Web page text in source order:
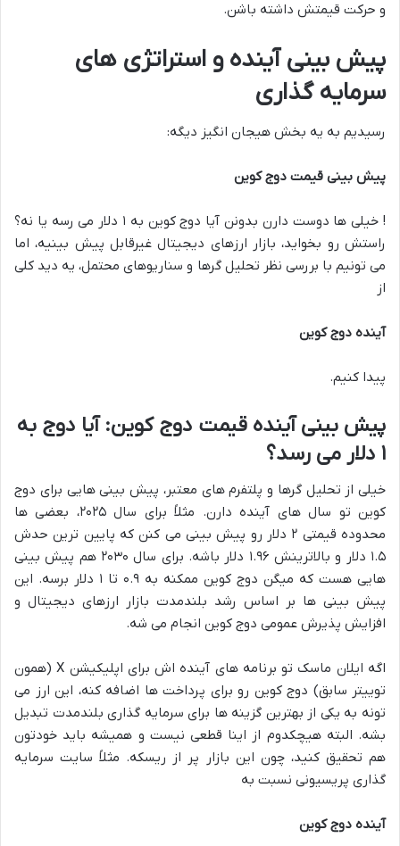
و حرکت قیمتش داشته باشن.
پیش بینی آینده و استراتژی های
سرمایه گذاری
رسیدیم به یه بخش هیجان انگیز دیگه:
پیش بینی قیمت دوج کوین
! خیلی ها دوست دارن بدونن آیا دوج کوین به ۱ دلار می رسه یا نه؟
راستش رو بخواید، بازار ارزهای دیجیتال غیرقابل پیش بینیه، اما
می تونیم با بررسی نظر تحلیل گرها و سناریوهای محتمل، یه دید کلی
از
آینده دوج کوین
پیدا کنیم.
پیش بینی آینده قیمت دوج کوین: آیا دوج به
۱ دلار می رسد؟
خیلی از تحلیل گرها و پلتفرم های معتبر، پیش بینی هایی برای دوج
کوین تو سال های آینده دارن. مثلاً برای سال ۲۰۲۵، بعضی ها
محدوده قیمتی ۲ دلار رو پیش بینی می کنن که پایین ترین حدش
۱.۵ دلار و بالاترینش ۱.۹۶ دلار باشه. برای سال ۲۰۳۰ هم پیش بینی
هایی هست که میگن دوج کوین ممکنه به ۰.۹ تا ۱ دلار برسه. این
پیش بینی ها بر اساس رشد بلندمدت بازار ارزهای دیجیتال و
افزایش پذیرش عمومی دوج کوین انجام می شه.
اگه ایلان ماسک تو برنامه های آینده اش برای اپلیکیشن X (همون
توییتر سابق) دوج کوین رو برای پرداخت ها اضافه کنه، این ارز می
تونه به یکی از بهترین گزینه ها برای سرمایه گذاری بلندمدت تبدیل
بشه. البته هیچکدوم از اینا قطعی نیست و همیشه باید خودتون
هم تحقیق کنید، چون این بازار پر از ریسکه. مثلاً سایت سرمایه
گذاری پریسیونی نسبت به
آینده دوج کوین